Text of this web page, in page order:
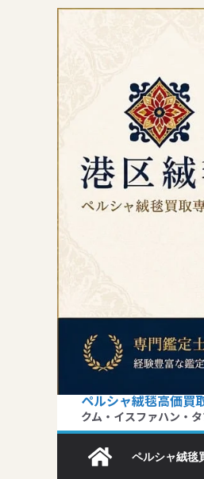
キ
プ
ペルシャ絨毯高価買
クム・イスファハン・
ペルシャ絨毯